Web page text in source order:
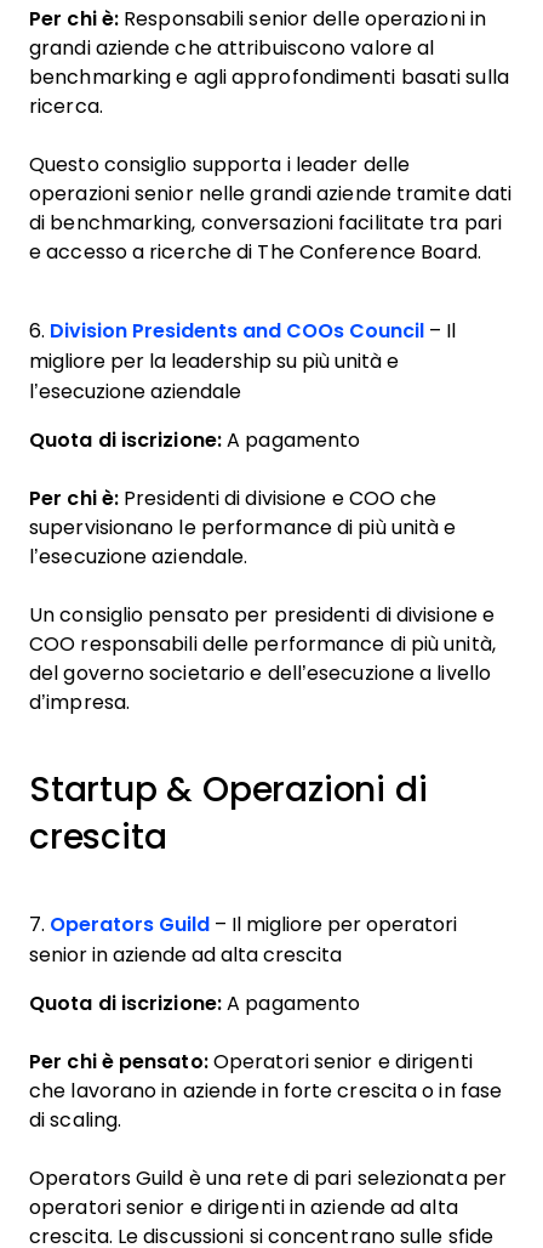
Per chi è: Responsabili senior delle operazioni in
grandi aziende che attribuiscono valore al
benchmarking e agli approfondimenti basati sulla
ricerca.
Questo consiglio supporta i leader delle
operazioni senior nelle grandi aziende tramite dati
di benchmarking, conversazioni facilitate tra pari
e accesso a ricerche di The Conference Board.
6. Division Presidents and COOs Council – Il
migliore per la leadership su più unità e
l’esecuzione aziendale
Quota di iscrizione: A pagamento
Per chi è: Presidenti di divisione e COO che
supervisionano le performance di più unità e
l’esecuzione aziendale.
Un consiglio pensato per presidenti di divisione e
COO responsabili delle performance di più unità,
del governo societario e dell’esecuzione a livello
d’impresa.
Startup & Operazioni di
crescita
7. Operators Guild – Il migliore per operatori
senior in aziende ad alta crescita
Quota di iscrizione: A pagamento
Per chi è pensato: Operatori senior e dirigenti
che lavorano in aziende in forte crescita o in fase
di scaling.
Operators Guild è una rete di pari selezionata per
operatori senior e dirigenti in aziende ad alta
crescita. Le discussioni si concentrano sulle sfide